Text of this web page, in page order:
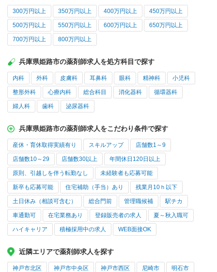
300万円以上 350万円以上 400万円以上 450万円以上
500万円以上 550万円以上 600万円以上 650万円以上
700万円以上 800万円以上
兵庫県姫路市の薬剤師求人を処方科目で探す
内科 外科 皮膚科 耳鼻科 眼科 精神科 小児科
整形外科 心療内科 総合科目 消化器科 循環器科
婦人科 歯科 泌尿器科
兵庫県姫路市の薬剤師求人をこだわり条件で探す
産休・育休取得実績有り スキルアップ 店舗数1～9
店舗数10～29 店舗数30以上 年間休日120日以上
原則、引越しを伴う転勤なし 未経験者も応募可能
新卒も応募可能 住宅補助（手当）あり 残業月10ｈ以下
土日休み（相談可含む） 総合門前 管理職候補 駅チカ
車通勤可 在宅業務あり 登録販売者の求人 夏～秋入職可
ハイキャリア 積極採用中の求人 WEB面接OK
近隣エリアで薬剤師求人を探す
神戸市北区 神戸市中央区 神戸市西区 尼崎市 明石市